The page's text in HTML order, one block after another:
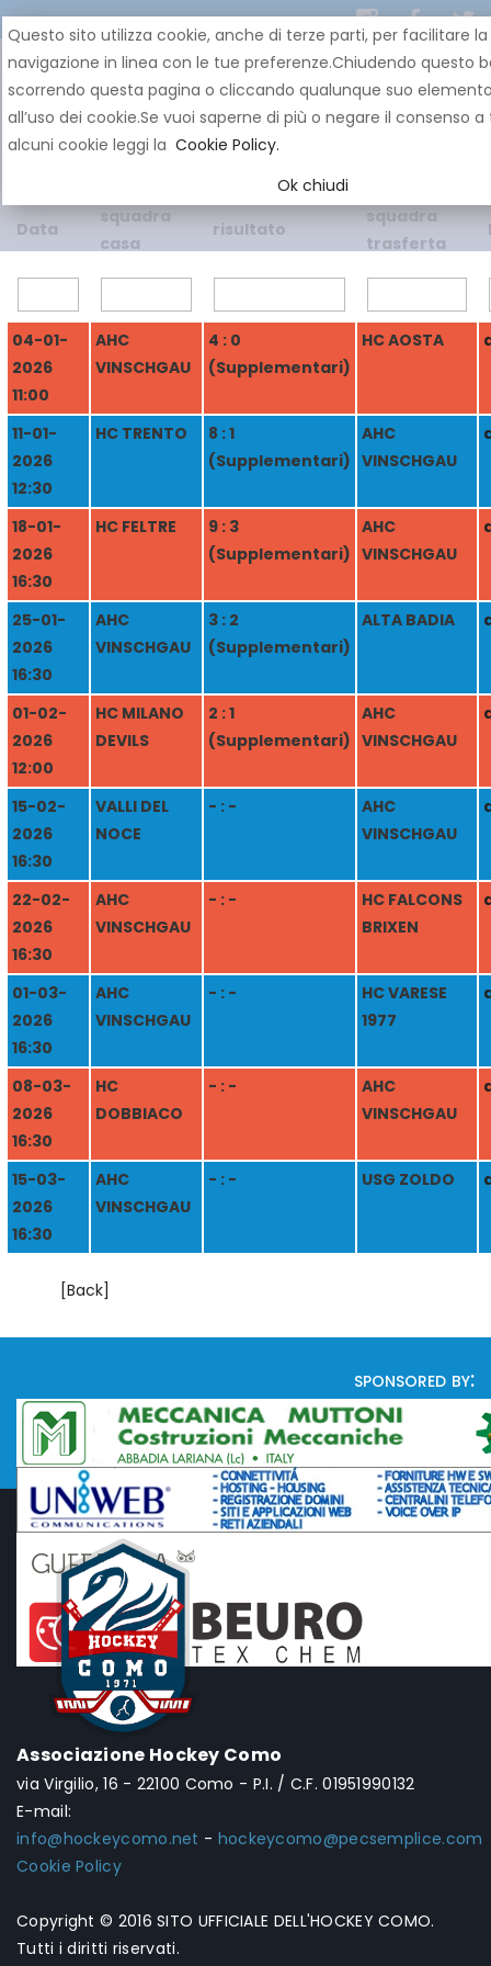
Data
squadra
casa
risultato
squadra
trasferta
04-01-
2026
11:00
AHC
VINSCHGAU
4 : 0
(Supplementari)
HC AOSTA
11-01-
2026
12:30
HC TRENTO
8 : 1
(Supplementari)
AHC
VINSCHGAU
18-01-
2026
16:30
HC FELTRE
9 : 3
(Supplementari)
AHC
VINSCHGAU
25-01-
2026
16:30
AHC
VINSCHGAU
3 : 2
(Supplementari)
ALTA BADIA
01-02-
2026
12:00
HC MILANO
DEVILS
2 : 1
(Supplementari)
AHC
VINSCHGAU
15-02-
2026
16:30
VALLI DEL
NOCE
- : -
AHC
VINSCHGAU
22-02-
2026
16:30
AHC
VINSCHGAU
- : -
HC FALCONS
BRIXEN
01-03-
2026
16:30
AHC
VINSCHGAU
- : -
HC VARESE
1977
08-03-
2026
16:30
HC
DOBBIACO
- : -
AHC
VINSCHGAU
15-03-
2026
16:30
AHC
VINSCHGAU
- : - USG ZOLDO
[Back]
sponsored by:
Associazione Hockey Como
via Virgilio, 16 - 22100 Como - P.I. / C.F. 01951990132
E-mail:
info@hockeycomo.net - hockeycomo@pecsemplice.com
Cookie Policy
Copyright © 2016 SITO UFFICIALE DELL'HOCKEY COMO.
Tutti i diritti riservati.
Questo sito utilizza cookie, anche di terze parti, per facilitare
navigazione in linea con le tue preferenze.Chiudendo questo
scorrendo questa pagina o cliccando qualunque suo
all’uso dei cookie.Se vuoi saperne di più o negare il consenso
alcuni cookie leggi la Cookie Policy.
Ok chiudi